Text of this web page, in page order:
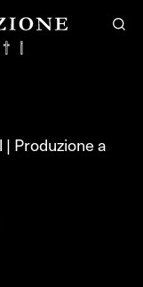
Produzione a